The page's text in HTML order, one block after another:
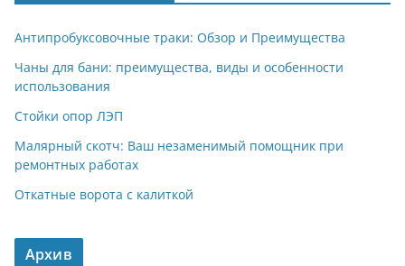
Антипробуксовочные траки: Обзор и Преимущества
Чаны для бани: преимущества, виды и особенности
использования
Стойки опор ЛЭП
Малярный скотч: Ваш незаменимый помощник при
ремонтных работах
Откатные ворота с калиткой
Архив